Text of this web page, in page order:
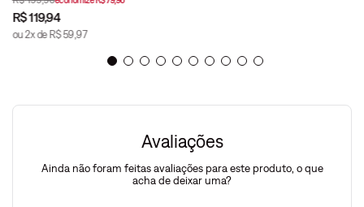
R$119,94
ou2x de R$ 59,97
Avaliações
Ainda não foram feitas avaliações para este produto, o que
acha de deixar uma?